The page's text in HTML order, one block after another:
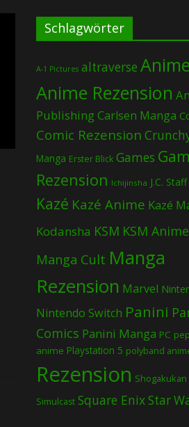
Schlagwörter
A-1 Pictures altraverse Anime
Anime Rezension
PublishingCarlsen Manga
Comic Rezension
Manga Erster Blick Games
Rezension Ichijinsha J.C. Staff
Kazé Kazé Anime Kazé
Kodansha KSM KSM Anime
Manga Cult Manga
Rezension Marvel
Nintendo Switch Panini
Comics Panini Manga PC
anime Playstation 5 polyband
Rezension Shogakukan
Simulcast Square EnixStar